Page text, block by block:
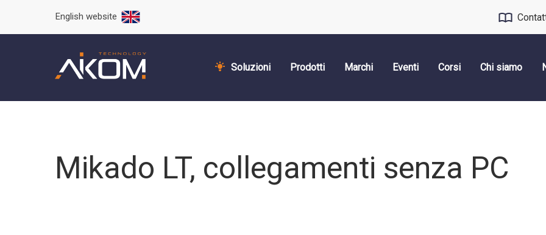
English website
Soluzioni Prodotti Marchi Eventi Corsi Chi siamo
Mikado LT, collegamenti senza PC